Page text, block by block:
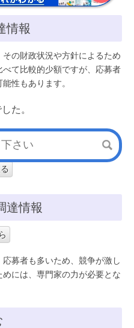
情報
の財政状況や方針によるため
て比較的少額ですが、応募者
性もあります。
た。
達情報
募者も多いため、競争が激し
には、専門家の力が必要とな